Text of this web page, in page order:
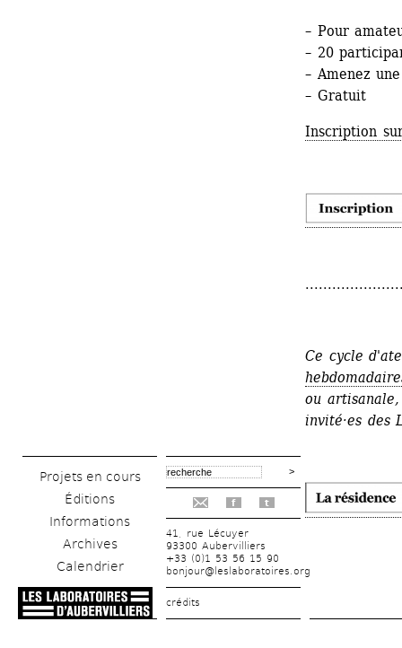
Projets en cours
Éditions
Informations
Archives
Calendrier
f t
41, rue Lécuyer
93300 Aubervilliers
+33 (0)1 53 56 15 90
bonjour@leslaboratoires.org
crédits
– Pour
– 20
– Amenez
– Gratuit
Inscription
Ce cycle
ou
invité·es des